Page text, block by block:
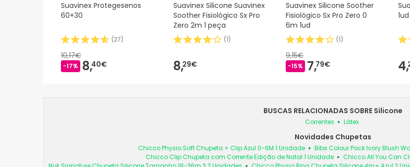
Suavinex Protegesenos
60+30
(27)
10,17€
-17% 8,40€
Suavinex Silicone Suavinex
Soother Fisiológico Sx Pro
Zero 2m 1 peça
(1)
8,29€
Suavinex Silicone Soother
Fisiológico Sx Pro Zero 0
6m 1ud
(1)
9,15€
-15% 7,79€
1ud
4,
BUSCAS RELACIONADAS SOBRE Silicone
Correntes Látex
Novidades Chupetas
Chicco Physio Soft Chupeta + Clip Azul 0-6M 1 Unidade
Bibs Colour Pack Ivory Blush
Chicco Clip Chupeta com Corrente Edição de Natal 1 Unidade
Chicco All You Can